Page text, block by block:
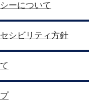
ーについて
シビリティ方針